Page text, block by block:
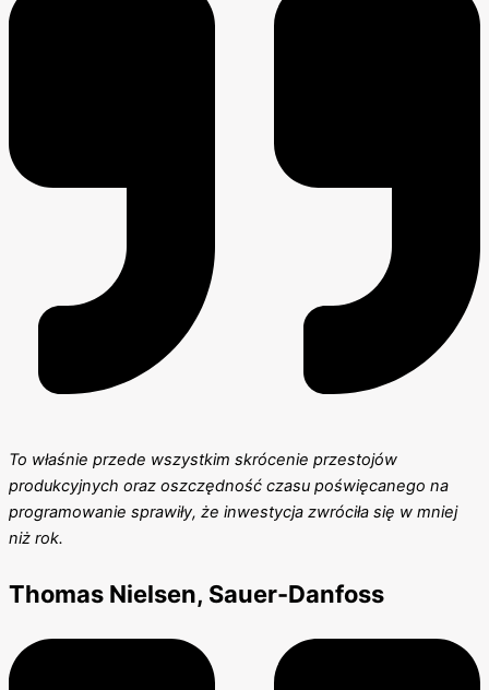
To właśnie przede wszystkim skrócenie przestojów
produkcyjnych oraz oszczędność czasu poświęcanego na
programowanie sprawiły, że inwestycja zwróciła się w mniej
niż rok.
Thomas Nielsen, Sauer-Danfoss